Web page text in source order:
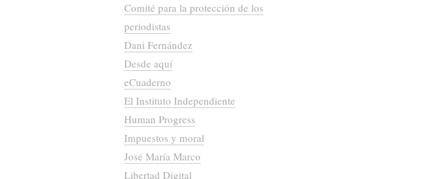
Comité para la protección de los
periodistas
Dani Fernández
Desde aquí
eCuaderno
El Instituto Independiente
Human Progress
Impuestos y moral
José María Marco
Libertad Digital